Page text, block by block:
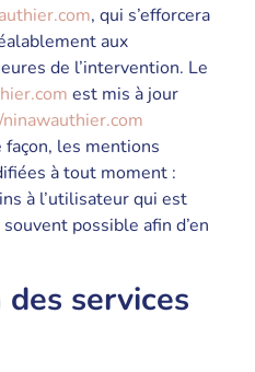
, qui s’efforcera
aux
de l’intervention. Le
est mis à jour
les mentions
à tout moment :
à l’utilisateur qui est
possible afin d’en
services